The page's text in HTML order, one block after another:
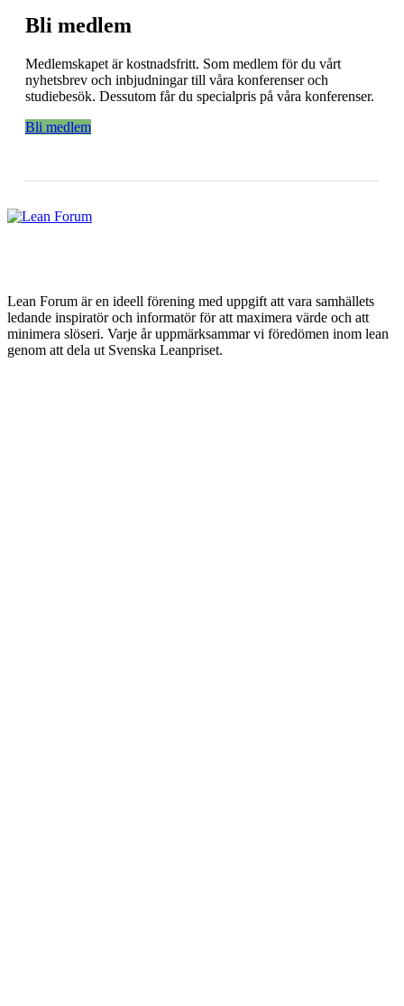
Bli medlem
Medlemskapet är kostnadsfritt. Som medlem för du vårt
nyhetsbrev och inbjudningar till våra konferenser och
studiebesök. Dessutom får du specialpris på våra konferenser.
Bli medlem
Lean Forum är en ideell förening med uppgift att vara samhällets
ledande inspiratör och informatör för att maximera värde och att
minimera slöseri. Varje år uppmärksammar vi föredömen inom lean
genom att dela ut Svenska Leanpriset.